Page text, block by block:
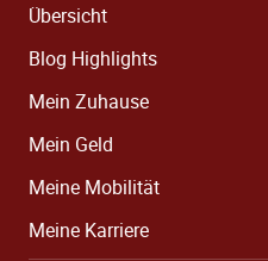
Übersicht
Blog Highlights
Mein Zuhause
Mein Geld
Meine Mobilität
Meine Karriere